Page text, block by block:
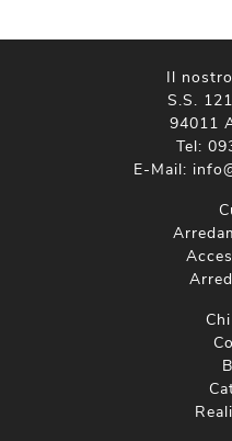
Il
S.S.
94011
Tel:
E-Mail: